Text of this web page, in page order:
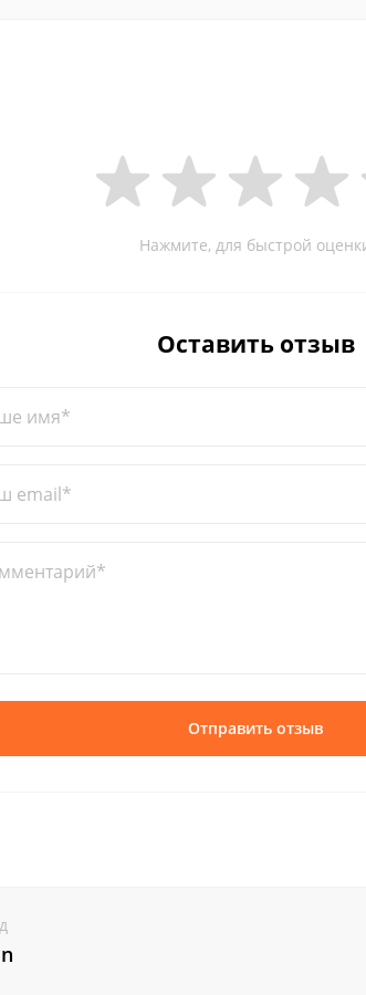
Нажмите, для быстрой
Оставить отзыв
имя*
email*
Отправить отзыв